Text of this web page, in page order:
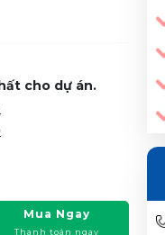
cho dự án.
Mua Ngay
Thanh toán ngay